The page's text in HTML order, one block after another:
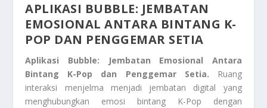
APLIKASI BUBBLE: JEMBATAN
EMOSIONAL ANTARA BINTANG K-
POP DAN PENGGEMAR SETIA
Aplikasi Bubble: Jembatan Emosional Antara
Bintang K-Pop dan Penggemar Setia.
Ruang
interaksi menjelma menjadi jembatan digital yang
menghubungkan emosi bintang K-Pop dengan